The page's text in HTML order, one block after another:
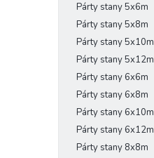
Párty stany 5x6m
Párty stany 5x8m
Párty stany 5x10m
Párty stany 5x12m
Párty stany 6x6m
Párty stany 6x8m
Párty stany 6x10m
Párty stany 6x12m
Párty stany 8x8m